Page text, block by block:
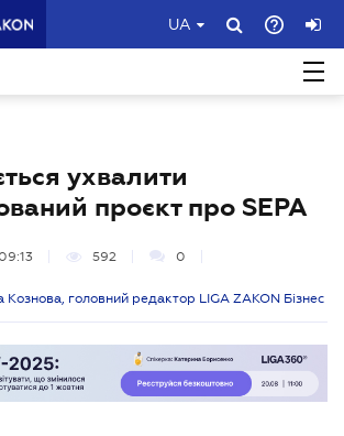
UA
ухвалити
проєкт про SEPA
592 0
головний редактор LIGA ZAKON Бізнес